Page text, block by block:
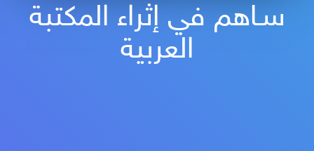
سـاهم في إثراء المكتبة
العربية